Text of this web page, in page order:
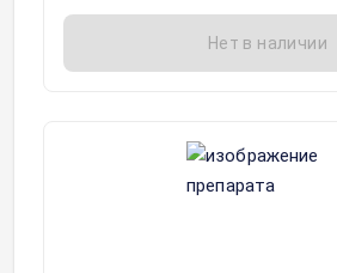
Нет в наличии